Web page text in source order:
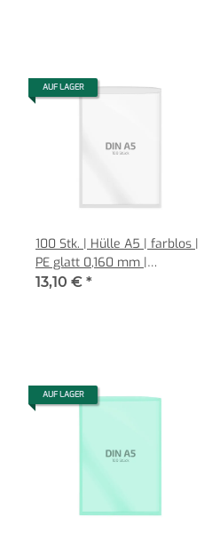
AUF LAGER
100 Stk. | Hülle A5 | farblos |
PE glatt 0,160 mm |
Vorderseite verkürzt | REIF
13,10 € *
AUF LAGER